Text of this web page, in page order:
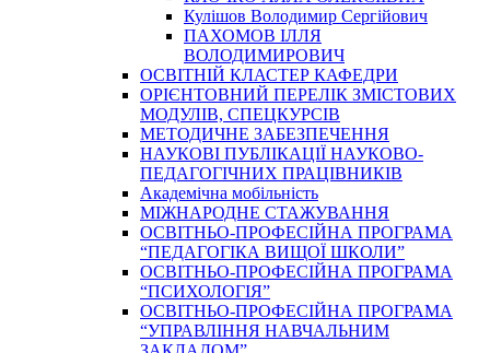
Кулішов Володимир Сергійович
ПАХОМОВ ІЛЛЯ
ВОЛОДИМИРОВИЧ
ОСВІТНІЙ КЛАСТЕР КАФЕДРИ
ОРІЄНТОВНИЙ ПЕРЕЛІК ЗМІСТОВИХ
МОДУЛІВ, СПЕЦКУРСІВ
МЕТОДИЧНЕ ЗАБЕЗПЕЧЕННЯ
НАУКОВІ ПУБЛІКАЦІЇ НАУКОВО-
ПЕДАГОГІЧНИХ ПРАЦІВНИКІВ
Академічна мобільність
МІЖНАРОДНЕ СТАЖУВАННЯ
ОСВІТНЬО-ПРОФЕСІЙНА ПРОГРАМА
“ПЕДАГОГІКА ВИЩОЇ ШКОЛИ”
ОСВІТНЬО-ПРОФЕСІЙНА ПРОГРАМА
“ПСИХОЛОГІЯ”
ОСВІТНЬО-ПРОФЕСІЙНА ПРОГРАМА
“УПРАВЛІННЯ НАВЧАЛЬНИМ